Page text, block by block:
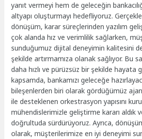
yanıt vermeyi hem de geleceğin
altyapı oluşturmayı hedefliyoruz.
dönüşüm, karar süreçlerinden yazılım
çok alanda hız ve verimlilik sağlarken,
sunduğumuz dijital deneyimin kalitesini
şekilde artırmamıza olanak sağlıyor. Bu
daha hızlı ve pürüzsüz bir şekilde hayata
kapsamda, bankamızı geleceğe
bileşenlerden biri olarak gördüğümüz
ile desteklenen orkestrasyon yapısını
mühendislerimizle geliştirme kararı aldık
doğrultuda sürdürüyoruz. Ayrıca,
olarak, müşterilerimize en iyi deneyimi